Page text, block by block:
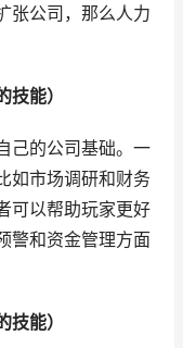
张公司，那么人力
能）
己的公司基础。一
如市场调研和财务
可以帮助玩家更好
警和资金管理方面
能）